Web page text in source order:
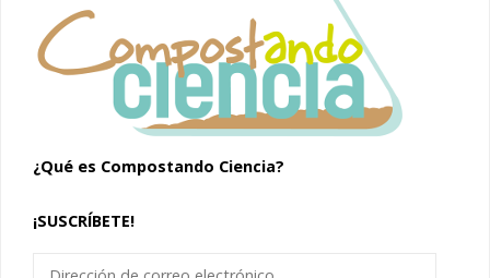
¿Qué es Compostando Ciencia?
¡SUSCRÍBETE!
Dirección